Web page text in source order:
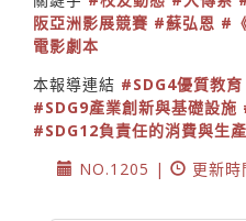
阪亞洲影展競賽 #蘇弘恩 #
電影劇本
本報導連結 #SDG4優質教育
#SDG9產業創新與基礎設施
#SDG12負責任的消費與生產
NO.1205 |
更新